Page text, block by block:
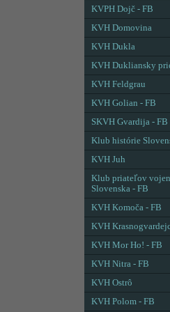
KVPH Dojč - FB
KVH Domovina
KVH Dukla
KVH Dukliansky
KVH Feldgrau
KVH Golian - FB
SKVH Gvardija - FB
Klub histórie
KVH Juh
Klub priateľov
Slovenska - FB
KVH Komoča - FB
KVH
KVH Mor Ho! - FB
KVH Nitra - FB
KVH Ostrô
KVH Polom - FB